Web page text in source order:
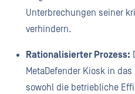
Unterbrechungen seiner
verhindern.
Rationalisierter Prozess:
MetaDefender Kiosk in
sowohl die betriebliche